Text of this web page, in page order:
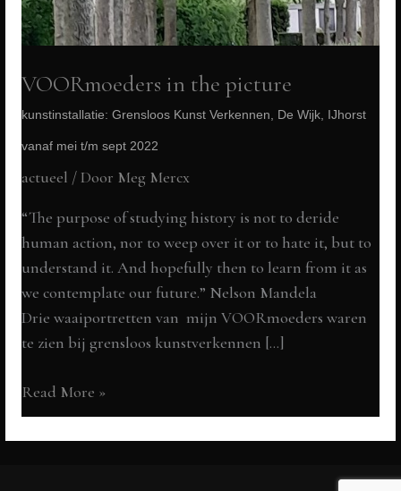
VOORmoeders in the picture
kunstinstallatie: Grensloos Kunst Verkennen, De Wijk, IJhorst
vanaf mei t/m sept 2022
actueel / Door Meg Mercx
“The purpose of studying history is not to deride
human action, nor to weep over it or to hate it, but to
understand it. And hopefully then to learn from it as
we contemplate our future.” Nelson Mandela
Drie waaiportretten van mijn VOORmoeders waren
te zien bij grensloos kunstverkennen […]
VOORmoeders
in
the
Read More »